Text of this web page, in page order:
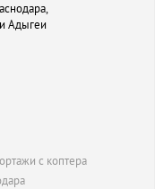
Адыгеи
с коптера